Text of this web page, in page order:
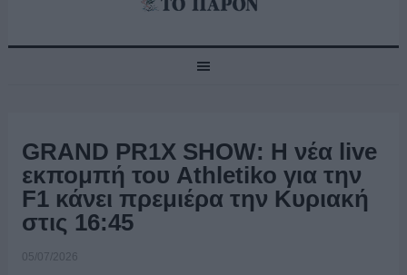
GRAND PR1X SHOW: Η νέα live
εκπομπή του Athletiko για την
F1 κάνει πρεμιέρα την Κυριακή
στις 16:45
05/07/2026